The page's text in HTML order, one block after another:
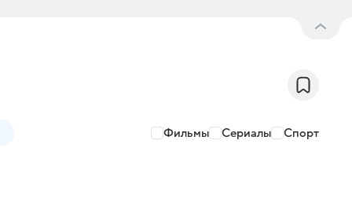
Фильмы Сериалы Спорт